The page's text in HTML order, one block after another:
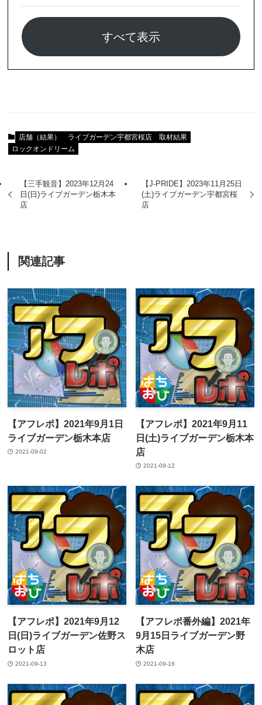
すべて表示
店舗（結果） ライブガーデン宇都宮桜店
取材結果
ロックオンドリーム
【三手観音】2023年12月24
日(日)ライブガーデン栃木本
店
【J-PRIDE】2023年11月25日
(土)ライブガーデン宇都宮桜
店
関連記事
【アフレポ】2021年9月1日
ライブガーデン栃木本店
2021-09-02
【アフレポ】2021年9月11
日(土)ライブガーデン栃木本
店
2021-09-12
【アフレポ】2021年9月12
日(日)ライブガーデン佐野ス
ロット店
2021-09-13
【アフレポ番外編】2021年
9月15日ライブガーデン野
木店
2021-09-16